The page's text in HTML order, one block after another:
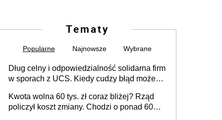
Tematy
Popularne Najnowsze Wybrane
Dług celny i odpowiedzialność solidarna firm
w sporach z UCS. Kiedy cudzy błąd może
Kwota wolna 60 tys. zł coraz bliżej? Rząd
policzył koszt zmiany. Chodzi o ponad 60